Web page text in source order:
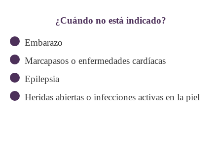
¿Cuándo no está indicado?
Embarazo
Marcapasos o enfermedades cardíacas
Epilepsia
Heridas abiertas o infecciones activas en la piel